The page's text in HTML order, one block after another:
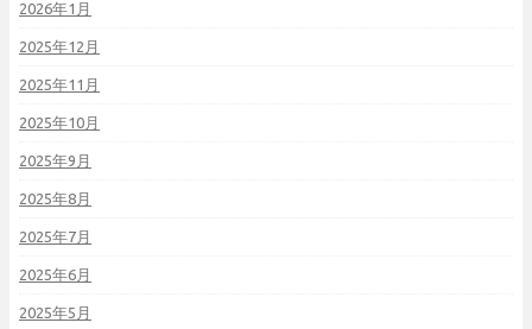
2026年1月
2025年12月
2025年11月
2025年10月
2025年9月
2025年8月
2025年7月
2025年6月
2025年5月